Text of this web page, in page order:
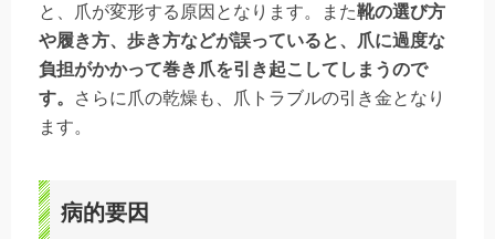
と、爪が変形する原因となります。また靴の選び方
や履き方、歩き方などが誤っていると、爪に過度な
負担がかかって巻き爪を引き起こしてしまうので
す。
さらに爪の乾燥も、爪トラブルの引き金となり
ます。
病的要因